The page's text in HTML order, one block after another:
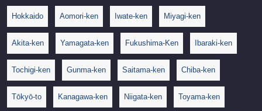
Hokkaido Aomori-ken Iwate-ken Miyagi-ken
Akita-ken Yamagata-ken Fukushima-Ken Ibaraki-ken
Tochigi-ken Gunma-ken Saitama-ken Chiba-ken
Tōkyō-to Kanagawa-ken Niigata-ken Toyama-ken